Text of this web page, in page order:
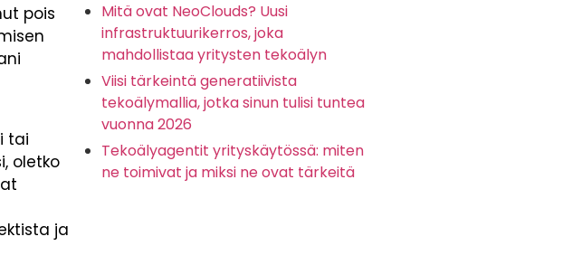
pois
tai
oletko
ja
Mitä ovat NeoClouds? Uusi
infrastruktuurikerros, joka
mahdollistaa yritysten tekoälyn
Viisi tärkeintä generatiivista
tekoälymallia, jotka sinun tulisi tuntea
vuonna 2026
Tekoälyagentit yrityskäytössä: miten
ne toimivat ja miksi ne ovat tärkeitä